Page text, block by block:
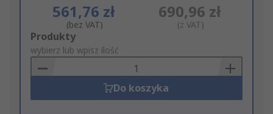
561,76 zł
(bez VAT)
690,96 zł
(z VAT)
Add
to
Basket
Produkty
wybierz lub wpisz ilość
Do koszyka